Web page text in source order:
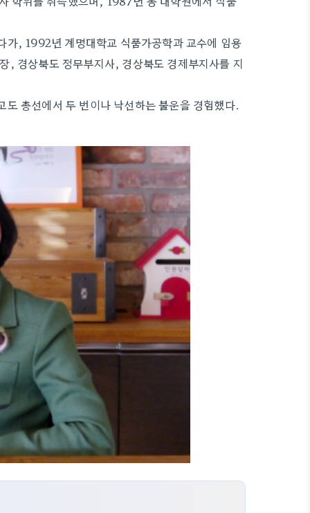
가, 1992년 계명대학교 식품가공학과 교수에 임용
, 경상북도 정무부지사, 경상북도 경제부지사를 지
총선에서 두 번이나 낙선하는 불운을 경험했다.